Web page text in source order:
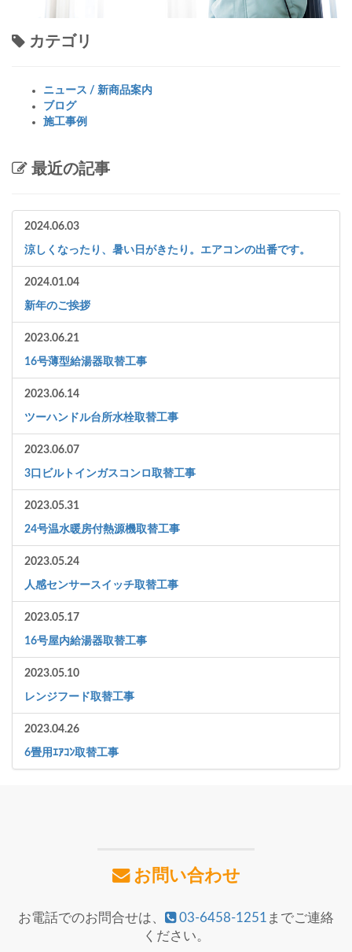
カテゴリ
ニュース / 新商品案内
ブログ
施工事例
最近の記事
2024.06.03
涼しくなったり、暑い日がきたり。エアコンの出番です。
2024.01.04
新年のご挨拶
2023.06.21
16号薄型給湯器取替工事
2023.06.14
ツーハンドル台所水栓取替工事
2023.06.07
3口ビルトインガスコンロ取替工事
2023.05.31
24号温水暖房付熱源機取替工事
2023.05.24
人感センサースイッチ取替工事
2023.05.17
16号屋内給湯器取替工事
2023.05.10
レンジフード取替工事
2023.04.26
6畳用ｴｱｺﾝ取替工事
お問い合わせ
お電話でのお問合せは、 03-6458-1251 までご連絡
ください。